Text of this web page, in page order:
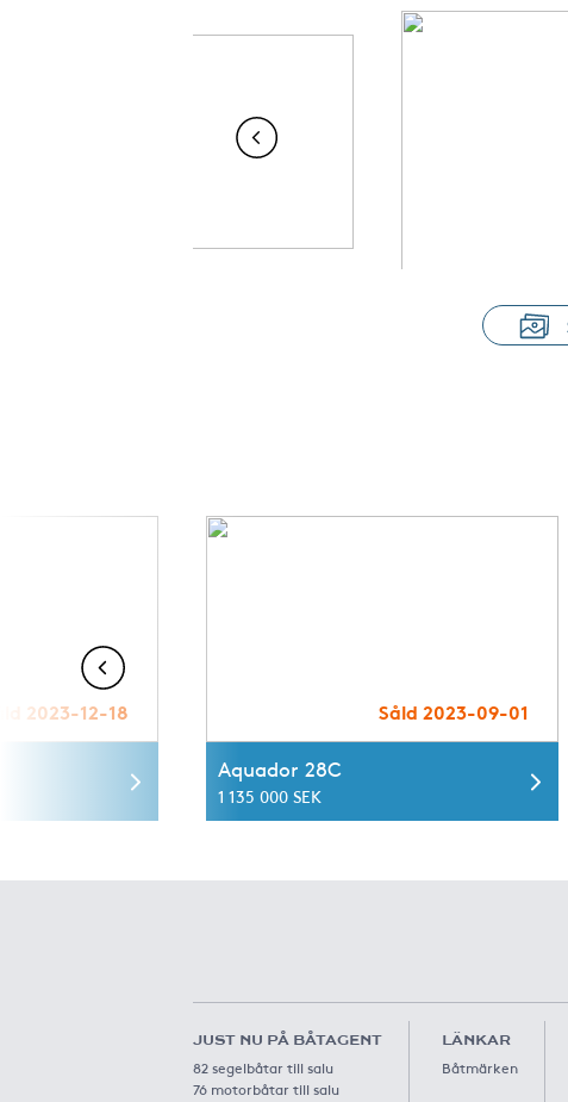
2023-12-18 Såld 2023-09-01
Aquador 28C
1 135 000 SEK
JUST NU PÅ BÅTAGENT
82 segelbåtar till salu
76 motorbåtar till salu
LÄNKAR
Båtmärken